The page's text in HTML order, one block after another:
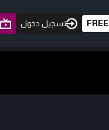
FREE تسجيل دخول